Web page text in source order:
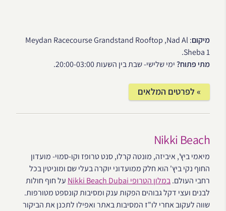
מיקום : Meydan Racecourse Grandstand Rooftop ,Nad Al
Sheba 1.
מתי פתוח?ימי שלישי- שבת בין השעות 20:00-03:00.
» לפרטים המלאים
Nikki Beach
מיאמי ביץ', איביזה, מונטה קרלו, סנט טרופז וקו-סמוי- מועדון
החוף נקי ביץ' הוא חלק ממועדוני יוקרה בעלי שם ומוניטין בכל
רחבי העולם.במלון הטרופי Nikki Beach Dubai
על חוף חולות
לבנים ועצי דקל גבוהים הפקות ענק ומסיבות קונספט מטורפות.
שווה לעקוב אחרי לו"ז המסיבות באתר ואפילו לתכנן את הביקור